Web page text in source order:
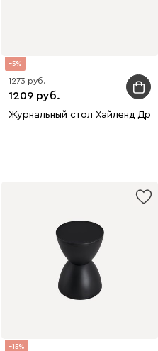
5
1209
1273
Журнальный стол Хайленд
15